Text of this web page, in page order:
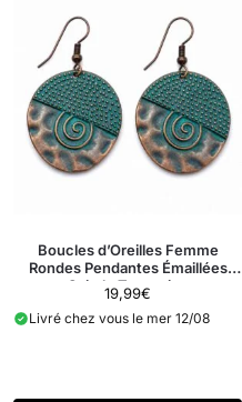
Boucles d’Oreilles Femme
Rondes Pendantes Émaillées
Spirale Turquoise
19,99€
Livré chez vous le mer 12/08